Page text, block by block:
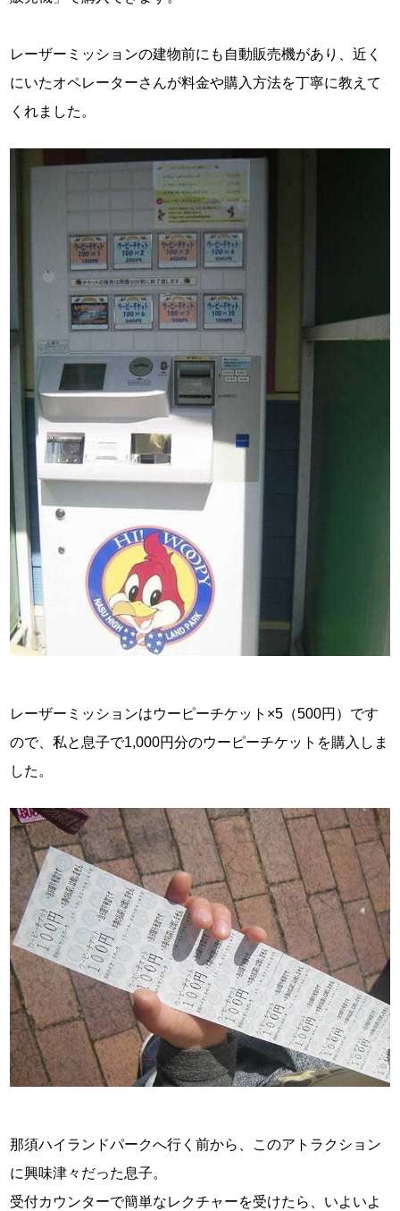
レーザーミッションの建物前にも自動販売機があり、近く
にいたオペレーターさんが料金や購入方法を丁寧に教えて
くれました。
レーザーミッションはウーピーチケット×5（500円）です
ので、私と息子で1,000円分のウーピーチケットを購入しま
した。
那須ハイランドパークへ行く前から、このアトラクション
に興味津々だった息子。
受付カウンターで簡単なレクチャーを受けたら、いよいよ